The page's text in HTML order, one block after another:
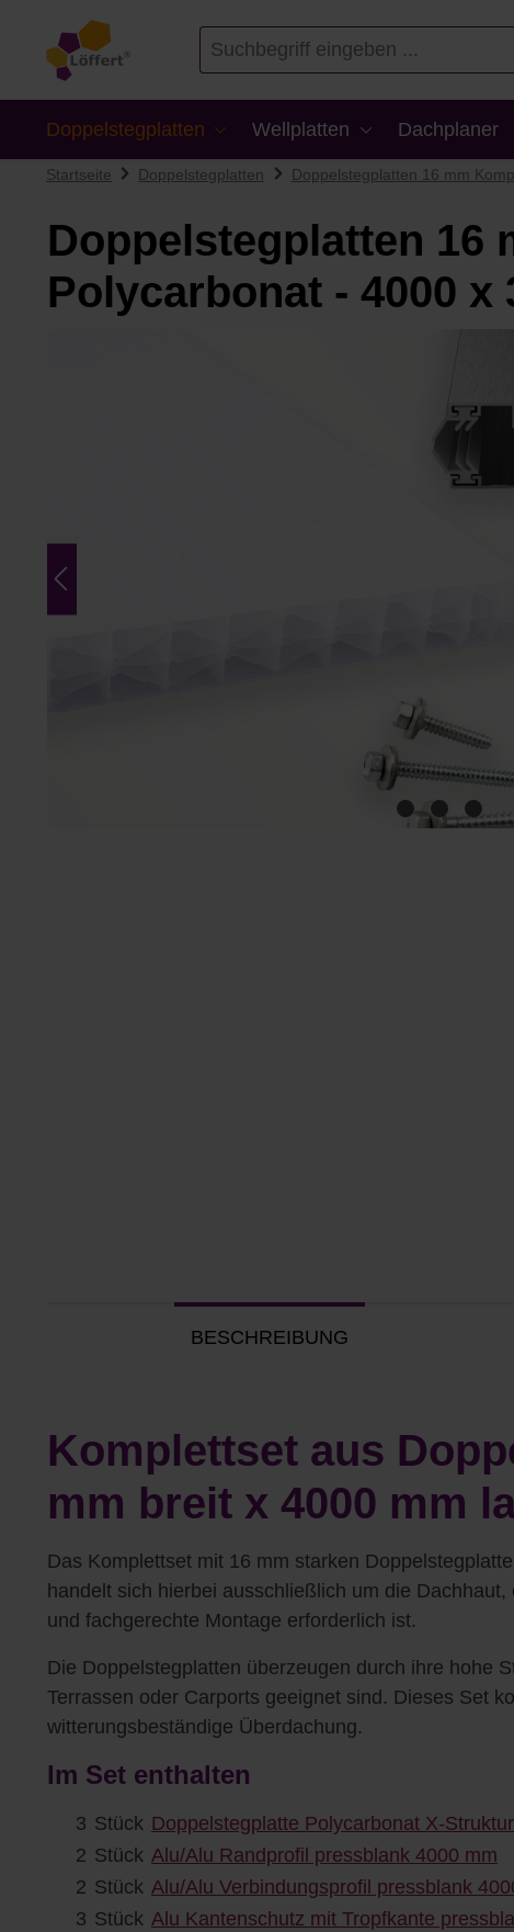
Zur Suche springen
Doppelstegplatten Wellplatten Dachplaner
Startseite Doppelstegplatten Doppelstegplatten 16 mm
Doppelstegplatten 16
Polycarbonat - 4000 x
BESCHREIBUNG
Komplettset aus
mm breit x 4000 mm
Das Komplettset mit 16 mm starken
handelt sich hierbei ausschließlich um die
und fachgerechte Montage erforderlich ist.
Die Doppelstegplatten überzeugen durch ihre hohe
Terrassen oder Carports geeignet sind. Dieses Set
witterungsbeständige Überdachung.
Im Set enthalten
3 Stück Doppelstegplatte Polycarbonat X-
2 Stück Alu/Alu Randprofil pressblank 4000 mm
2 Stück Alu/Alu Verbindungsprofil pressblank
3 Stück Alu Kantenschutz mit Tropfkante